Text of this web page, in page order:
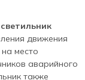
движения
место
аварийного
также